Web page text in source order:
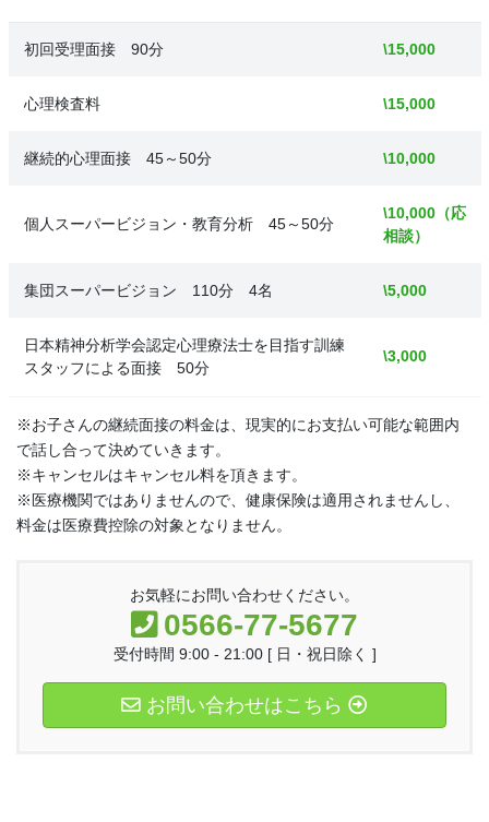
初回受理面接 90分 \15,000
心理検査料 \15,000
継続的心理面接 45～50分 \10,000
個人スーパービジョン・教育分析 45～50分
\10,000（応
相談）
集団スーパービジョン 110分 4名 \5,000
日本精神分析学会認定心理療法士を目指す訓練
スタッフによる面接 50分
\3,000
※お子さんの継続面接の料金は、現実的にお支払い可能な範囲内
で話し合って決めていきます。
※キャンセルはキャンセル料を頂きます。
※医療機関ではありませんので、健康保険は適用されませんし、
料金は医療費控除の対象となりません。
お気軽にお問い合わせください。
0566-77-5677
受付時間 9:00 - 21:00 [ 日・祝日除く ]
お問い合わせはこちら